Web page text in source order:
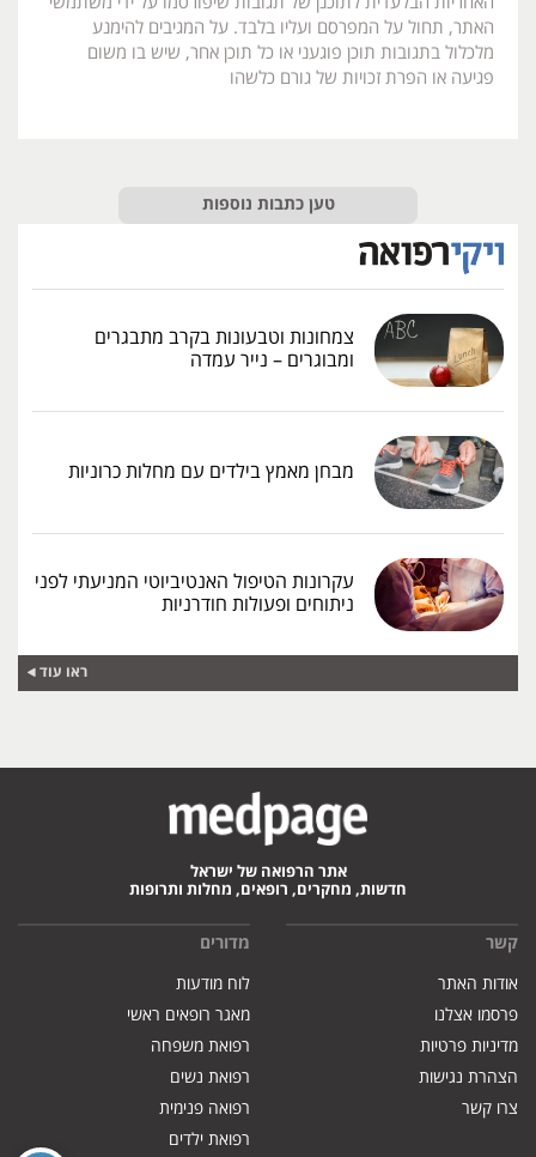
האתר, תחול על המפרסם ועליו בלבד. על המגיבים להימנע
מלכלול בתגובות תוכן פוגעני או כל תוכן אחר, שיש בו משום
פגיעה או הפרת זכויות של גורם כלשהו
טען כתבות נוספות
צמחונות וטבעונות בקרב מתבגרים
ומבוגרים – נייר עמדה
מבחן מאמץ בילדים עם מחלות כרוניות
עקרונות הטיפול האנטיביוטי המניעתי לפני
ניתוחים ופעולות חודרניות
ראו עוד
אתר הרפואה של ישראל
חדשות, מחקרים, רופאים, מחלות ותרופות
קשר
אודות האתר
פרסמו אצלנו
מדיניות פרטיות
הצהרת נגישות
צרו קשר
מדורים
לוח מודעות
מאגר רופאים ראשי
רפואת משפחה
רפואת נשים
רפואה פנימית
רפואת ילדים